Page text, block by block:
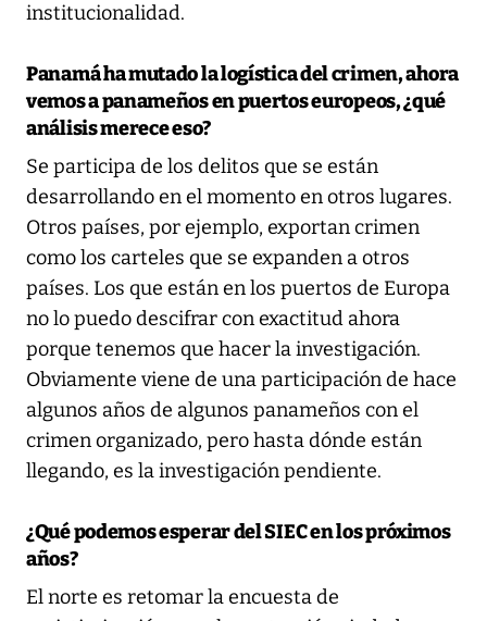
institucionalidad.
Panamá ha mutado la logística del crimen, ahora
vemos a panameños en puertos europeos, ¿qué
análisis merece eso?
Se participa de los delitos que se están
desarrollando en el momento en otros lugares.
Otros países, por ejemplo, exportan crimen
como los carteles que se expanden a otros
países. Los que están en los puertos de Europa
no lo puedo descifrar con exactitud ahora
porque tenemos que hacer la investigación.
Obviamente viene de una participación de hace
algunos años de algunos panameños con el
crimen organizado, pero hasta dónde están
llegando, es la investigación pendiente.
¿Qué podemos esperar del SIEC en los próximos
años?
El norte es retomar la encuesta de